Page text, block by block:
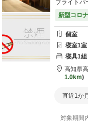
ブライトパ
新型コロ
個室
寝室1室
寝具1組
高知県
1.0km
直近1か
対象期間